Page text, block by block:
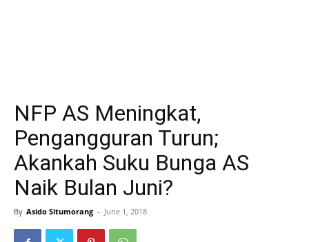
NFP AS Meningkat,
Pengangguran Turun;
Akankah Suku Bunga AS
Naik Bulan Juni?
By Asido Situmorang - June 1, 2018